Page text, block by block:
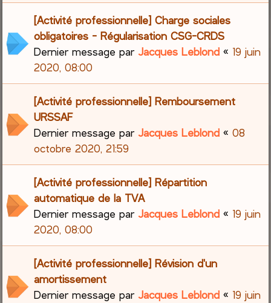
[Activité professionnelle] Charge sociales
obligatoires - Régularisation CSG-CRDS
Dernier message parJacques Leblond « 19 juin
2020, 08:00
[Activité professionnelle] Remboursement
URSSAF
Dernier message parJacques Leblond «08
octobre 2020, 21:59
[Activité professionnelle] Répartition
automatique de la TVA
Dernier message parJacques Leblond « 19 juin
2020, 08:00
[Activité professionnelle] Révision d'un
amortissement
Dernier message parJacques Leblond « 19 juin